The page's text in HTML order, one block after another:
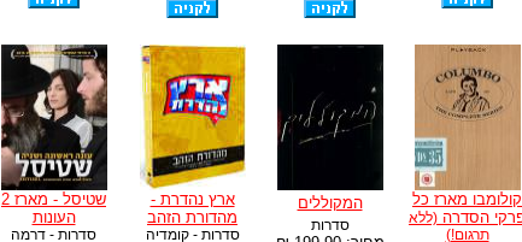
קולומבו מארז כל
הסדרה (ללא
תרגום!)
המקוללים
סדרות
ארץ נהדרת -
מהדורת הזהב
סדרות - קומדיה
שטיסל - מארז 2
העונות
סדרות - דרמה